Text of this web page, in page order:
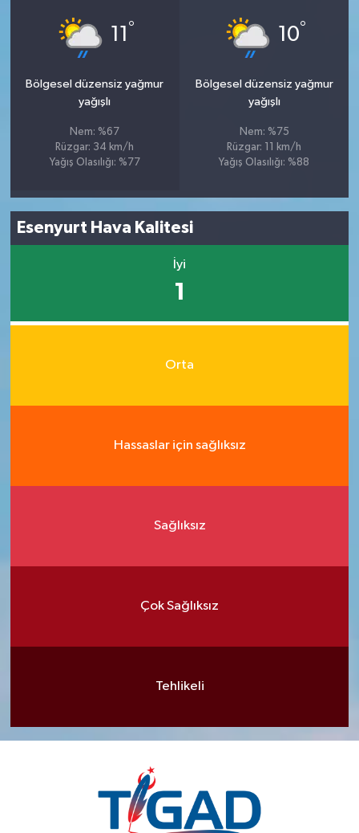
11 °
Bölgesel düzensiz yağmur
yağışlı
Nem: %67
Rüzgar: 34 km/h
Yağış Olasılığı: %77
10°
Bölgesel düzensiz yağmur
yağışlı
Nem: %75
Rüzgar: 11 km/h
Yağış Olasılığı: %88
Esenyurt Hava Kalitesi
İyi
1
Orta
Hassaslar için sağlıksız
Sağlıksız
Çok Sağlıksız
Tehlikeli